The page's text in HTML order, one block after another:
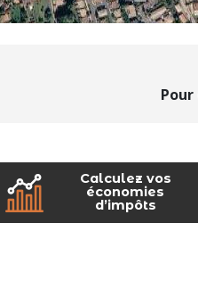
Calculez vos
économies
d’impôts